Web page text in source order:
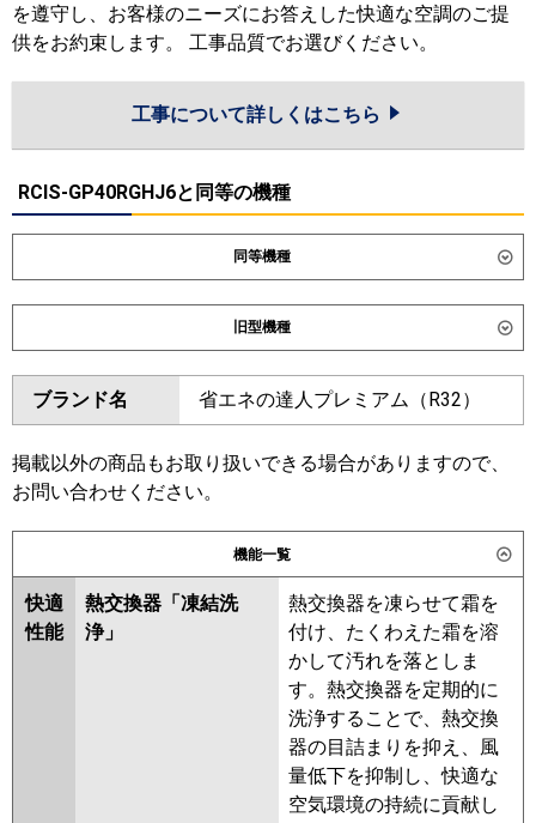
を遵守し、お客様のニーズにお答えした快適な空調のご提
供をお約束します。 工事品質でお選びください。
工事について詳しくはこちら
RCIS-GP40RGHJ6と同等の機種
同等機種
ダイキン SSRK40DNV SSRK40DV
東芝
GSXA04013JXU
GSXA04013JMUB
三菱電機 PMZ-ZRMP40SF6 PMZ-
ZRMP40SFF6
日立 RCIS-GP40RGHJ8
FDTSZ406HK6S
パナソニック PA-P40DM7SGNC PA-
P40DM7SGC
旧型機種
ダイキン SSRK40CV SSRK40CNV
SSRK40BYV SSRK40BYNV
SSRK40BJV SSRK40BJNV
SSRK40BFV SSRK40BFNV
SSRK40BCV
東芝 RSXA04033JMUB RSXA04033JXU
RSXA04033JMU
三菱電機 PMZ-ZRMP40SF5 PMZ-
ZRMP40SFF5 PMZ-ZRMP40SF4
PMZ-ZRMP40SFF4 PMZ-
ZRMP40SFF3
PMZ-ZRMP40SF3
PMZ-ZRMP40SFF2 PMZ-
ZRMP40SF2 PMZ-ZRMP40SFFZ
PMZ-ZRMP40SFZ PMZ-
ZRMP40SFFY PMZ-ZRMP40SFY
ブランド名 省エネの達人プレミアム（R32）
掲載以外の商品もお取り扱いできる場合がありますので、
お問い合わせください。
機能一覧
快適
性能
熱交換器「凍結洗
浄」
熱交換器を凍らせて霜を
付け、たくわえた霜を溶
かして汚れを落としま
す。熱交換器を定期的に
洗浄することで、熱交換
器の目詰まりを抑え、風
量低下を抑制し、快適な
空気環境の持続に貢献し